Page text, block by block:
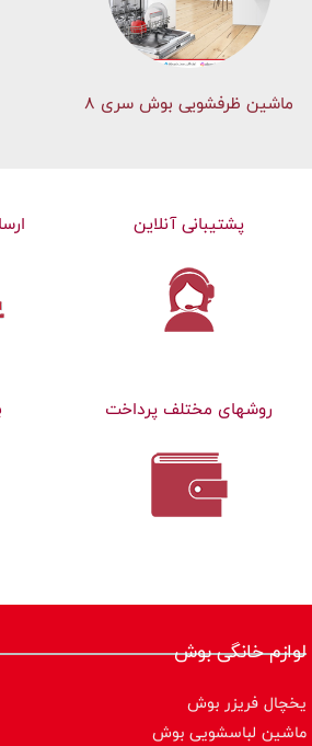
ماشین ظرفشویی بوش سری 8
پشتیبانی آنلاین
روشهای مختلف پرداخت
لوازم خانگی بوش
یخچال فریزر بوش
ماشین لباسشویی بوش